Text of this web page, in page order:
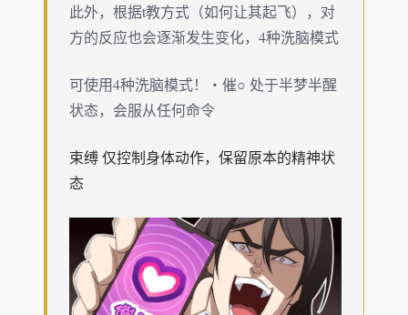
此外，根据t教方式（如何让其起飞），对
方的反应也会逐渐发生变化，4种洗脑模式
可使用4种洗脑模式！・催○ 处于半梦半醒
状态，会服从任何命令
束缚 仅控制身体动作，保留原本的精神状
态